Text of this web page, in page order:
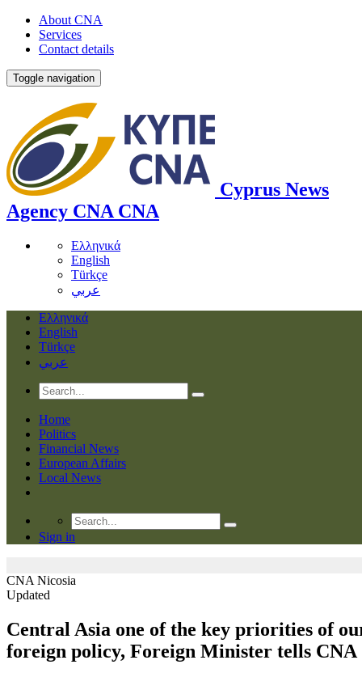
About CNA
Services
Contact details
Toggle navigation
Cyprus News
Agency CNA CNA
Ελληνικά
English
Türkçe
عربي
Ελληνικά
English
Türkçe
عربي
Home
Politics
Financial News
European Affairs
Local News
Sign in
CNA Nicosia
Updated
Central Asia one of the key priorities of
foreign policy, Foreign Minister tells CNA